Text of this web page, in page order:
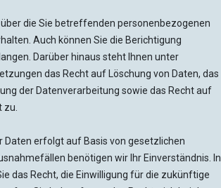
die Sie betreffenden personenbezogenen
Auch können Sie die Berichtigung
Darüber hinaus steht Ihnen unter
das Recht auf Löschung von Daten, das
der Datenverarbeitung sowie das Recht auf
Daten erfolgt auf Basis von gesetzlichen
benötigen wir Ihr Einverständnis. In
das Recht, die Einwilligung für die zukünftige